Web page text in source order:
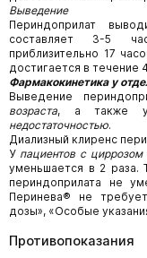
Выведение
Периндоприлат
составляет 3-5
приблизительно 17
достигается в течение
Фармакокинетика у
Выведение
возраста, а также
недостаточностью.
Диализный клиренс
У пациентов с циррозом
уменьшается в 2 раза.
периндоприлата не
Перинева® не
дозы», «Особые
Противопоказания